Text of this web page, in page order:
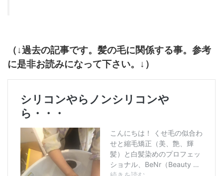
（↓過去の記事です。髪の毛に関係する事。参考
に是非お読みになって下さい。↓）